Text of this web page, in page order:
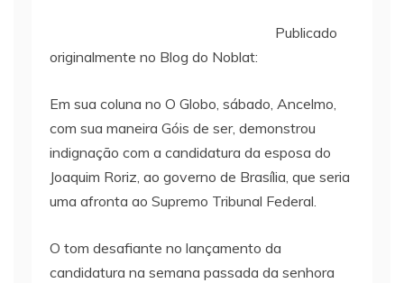
Publicado
originalmente no Blog do Noblat:
Em sua coluna no O Globo, sábado, Ancelmo,
com sua maneira Góis de ser, demonstrou
indignação com a candidatura da esposa do
Joaquim Roriz, ao governo de Brasília, que seria
uma afronta ao Supremo Tribunal Federal.
O tom desafiante no lançamento da
candidatura na semana passada da senhora